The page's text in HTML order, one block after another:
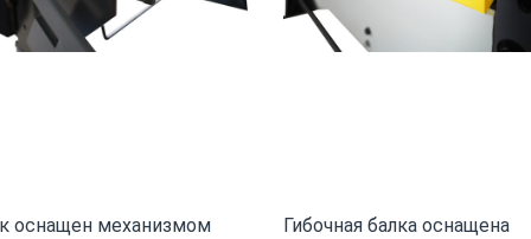
оснащен механизмом
Гибочная балка оснащена